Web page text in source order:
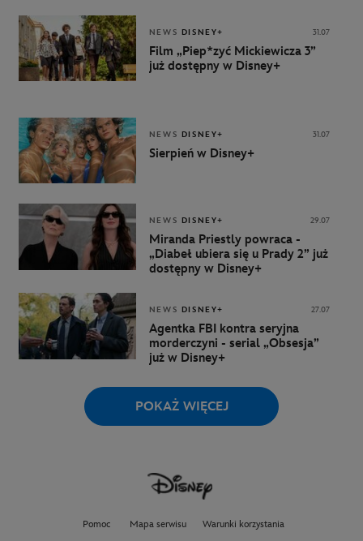
NEWS DISNEY+ 31.07
Film „Piep*zyć Mickiewicza 3”
już dostępny w Disney+
NEWS DISNEY+ 31.07
Sierpień w Disney+
NEWS DISNEY+ 29.07
Miranda Priestly powraca -
„Diabeł ubiera się u Prady 2” już
dostępny w Disney+
NEWS DISNEY+ 27.07
Agentka FBI kontra seryjna
morderczyni - serial „Obsesja”
już w Disney+
POKAŻ WIĘCEJ
Pomoc Mapa serwisu Warunki korzystania